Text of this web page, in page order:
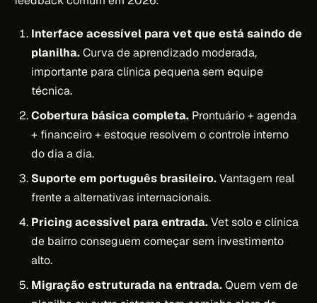
Interface acessível para vet que está saindo de
planilha.Curva de aprendizado moderada,
importante para clínica pequena sem equipe
técnica.
Cobertura básica completa. Prontuário + agenda
+ financeiro + estoque resolvem o controle interno
do dia a dia.
Suporte em português brasileiro.Vantagem real
frente a alternativas internacionais.
Pricing acessível para entrada.Vet solo e clínica
de bairro conseguem começar sem investimento
alto.
Migração estruturada na entrada.Quem vem de